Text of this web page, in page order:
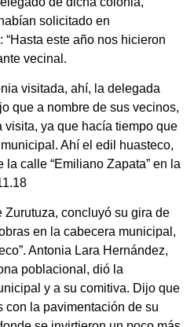
solicitado en
este año nos hicieron
vecinal.
visitada, ahí, la delegada
que a nombre de sus vecinos,
ya que hacía tiempo que
Ahí el edil huasteco,
calle “Emiliano Zapata” en la
Zurutuza, concluyó su gira de
en la cabecera municipal,
Antonia Lara Hernández,
poblacional, dió la
y a su comitiva. Dijo que
con la pavimentación de su